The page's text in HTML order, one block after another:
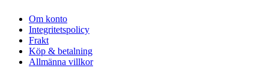
Om konto
Integritetspolicy
Frakt
Köp & betalning
Allmänna villkor